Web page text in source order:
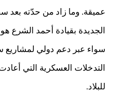
عميقة. وما زاد من حدّته بعد
الجديدة بقيادة أحمد الشرع
سواء عبر دعم دولي لمشاريع
التدخلات العسكرية التي
للبلاد.